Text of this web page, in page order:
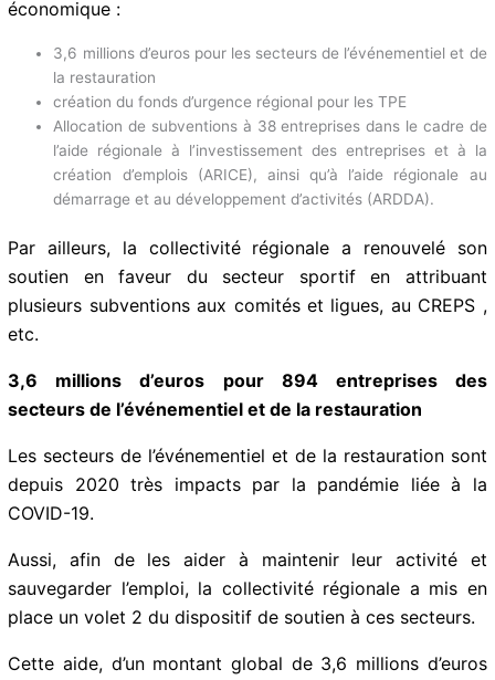
économique :
3,6 millions d’euros pour les secteurs de l’événementiel et de
la restauration
création du fonds d’urgence régional pour les TPE
Allocation de subventions à 38 entreprises dans le cadre de
l’aide régionale à l’investissement des entreprises et à la
création d’emplois (ARICE), ainsi qu’à l’aide régionale au
démarrage et au développement d’activités (ARDDA).
Par ailleurs, la collectivité régionale a renouvelé son
soutien en faveur du secteur sportif en attribuant
plusieurs subventions aux comités et ligues, au CREPS ,
etc.
3,6 millions d’euros pour 894 entreprises des
secteurs de l’événementiel et de la restauration
Les secteurs de l’événementiel et de la restauration sont
depuis 2020 très impacts par la pandémie liée à la
COVID-19.
Aussi, afin de les aider à maintenir leur activité et
sauvegarder l’emploi, la collectivité régionale a mis en
place un volet 2 du dispositif de soutien à ces secteurs.
Cette aide, d’un montant global de 3,6 millions d’euros